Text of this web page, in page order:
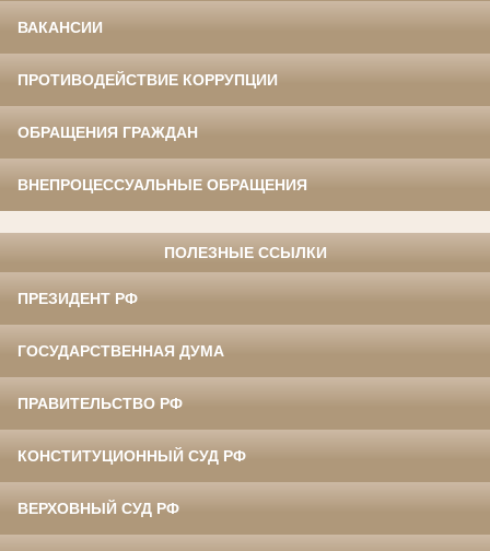
ВАКАНСИИ
ПРОТИВОДЕЙСТВИЕ КОРРУПЦИИ
ОБРАЩЕНИЯ ГРАЖДАН
ВНЕПРОЦЕССУАЛЬНЫЕ ОБРАЩЕНИЯ
ПОЛЕЗНЫЕ ССЫЛКИ
ПРЕЗИДЕНТ РФ
ГОСУДАРСТВЕННАЯ ДУМА
ПРАВИТЕЛЬСТВО РФ
КОНСТИТУЦИОННЫЙ СУД РФ
ВЕРХОВНЫЙ СУД РФ